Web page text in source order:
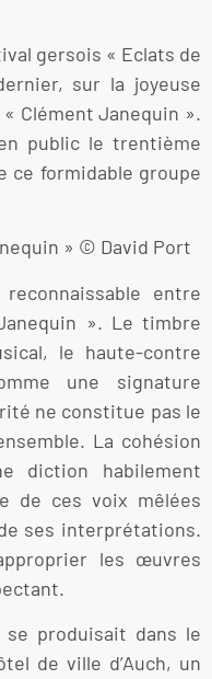
gersois « Eclats de
sur la joyeuse
Clément Janequin ».
public le trentième
ce formidable groupe
» © David Port
entre
». Le timbre
le haute-contre
une signature
ne constitue pas le
La cohésion
diction habilement
de ces voix mêlées
ses interprétations.
les œuvres
se produisait dans le
de ville d’Auch, un